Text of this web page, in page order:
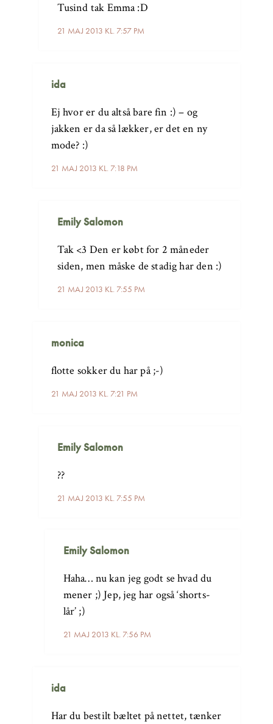
21 MAJ 2013 KL. 7:57 PM
Tusind tak Emma :D
ida
21 MAJ 2013 KL. 7:18 PM
Ej hvor er du altså bare fin :) – og
jakken er da så lækker, er det en ny
mode? :)
Emily Salomon
21 MAJ 2013 KL. 7:55 PM
Tak <3 Den er købt for 2 måneder
siden, men måske de stadig har den :)
monica
21 MAJ 2013 KL. 7:21 PM
flotte sokker du har på ;-)
Emily Salomon
21 MAJ 2013 KL. 7:55 PM
??
Emily Salomon
21 MAJ 2013 KL. 7:56 PM
Haha… nu kan jeg godt se hvad du
mener ;) Jep, jeg har også ‘shorts-
lår’ ;)
ida
Har du bestilt bæltet på nettet, tænker